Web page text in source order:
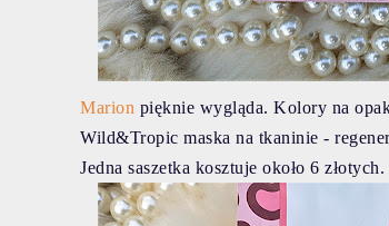
Marion pięknie wygląda. Kolory na
Wild&Tropic maska na tkaninie -
Jedna saszetka kosztuje około 6 złotych.